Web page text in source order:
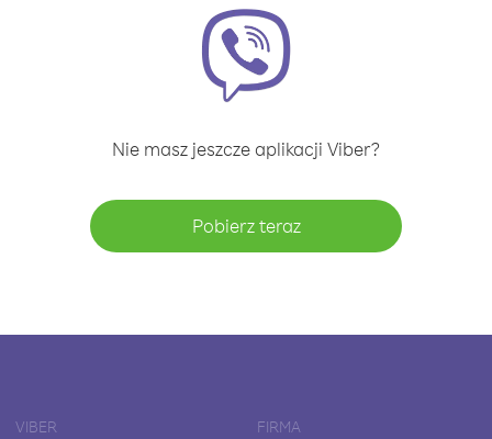
Nie masz jeszcze aplikacji Viber?
Pobierz teraz
VIBER FIRMA